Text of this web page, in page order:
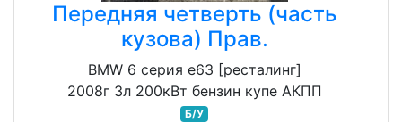
Передняя четверть (часть
кузова) Прав.
BMW 6 серия e63 [ресталинг]
2008г 3л 200кВт бензин купе АКПП
Б/У